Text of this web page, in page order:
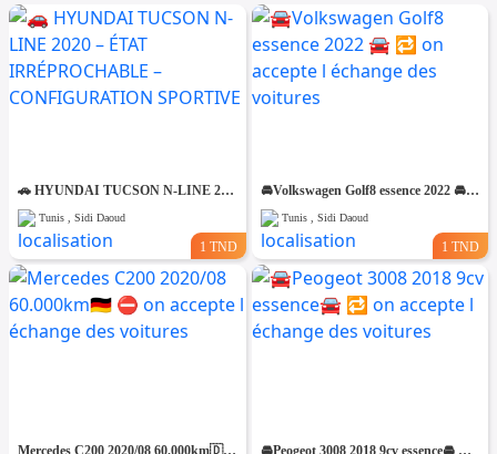
🚗 HYUNDAI TUCSON N-LINE 2020 – ÉTAT IRRÉPROCHABLE – CONFIGURATION SPORTIVE
Tunis , Sidi Daoud
1 TND
🚘Volkswagen Golf8 essence 2022 🚘 🔁 on accepte l échange des voitures
Tunis , Sidi Daoud
1 TND
Mercedes C200 2020/08 60.000km🇩🇪 ⛔️ on accepte l échange des voitures 🚘Peogeot 3008 2018 9cv essence🚘 🔁 on accepte l échange des voitures